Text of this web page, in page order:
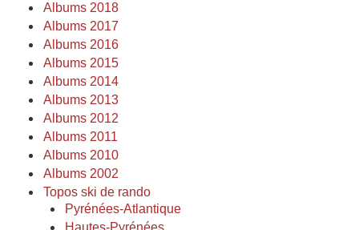
Albums 2018
Albums 2017
Albums 2016
Albums 2015
Albums 2014
Albums 2013
Albums 2012
Albums 2011
Albums 2010
Albums 2002
Topos ski de rando
Pyrénées-Atlantique